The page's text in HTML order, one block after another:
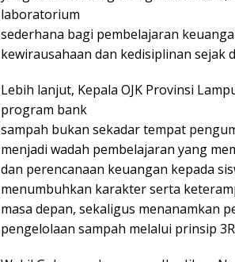
laboratorium
sederhana bagi pembelajaran
kewirausahaan dan kedisiplinan sejak
Lebih lanjut, Kepala OJK Provinsi
program bank
sampah bukan sekadar tempat
menjadi wadah pembelajaran yang
dan perencanaan keuangan kepada
menumbuhkan karakter serta
masa depan, sekaligus menanamkan
pengelolaan sampah melalui prinsip 3R